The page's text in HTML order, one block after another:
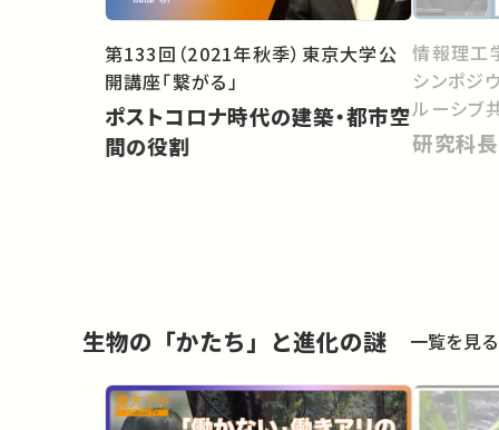
第133回（2021年秋季）東京大学公
開講座「繋がる」
ポストコロナ時代の建築・都市空
間の役割
情報理
シンポジ
ルーシブ
研究科
生物の「かたち」と進化の謎 一覧を見る